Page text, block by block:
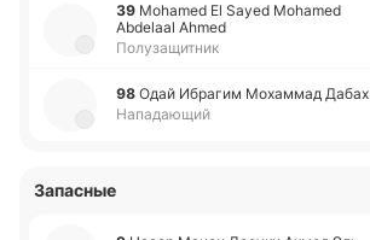
39 Mohamed El Sayed Mohamed
Abdelaal Ahmed
Полузащитник
98 Одай Ибра­гим Мо­ха­ммад Дабах
Нападающий
Запасные